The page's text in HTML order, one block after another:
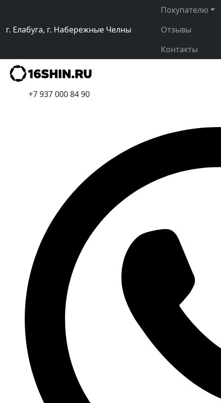
г. Елабуга, г. Набережные Челны
Покупателю
Отзывы
Контакты
+7 937 000 84 90